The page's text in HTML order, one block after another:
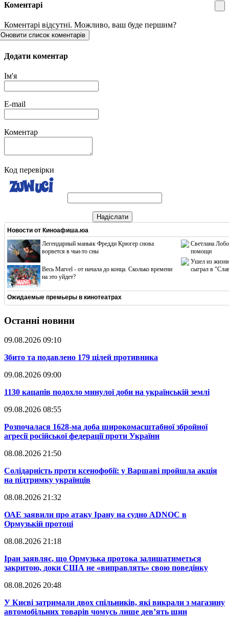
Коментарі
Коментарі відсутні. Можливо, ваш буде першим?
Оновити список коментарів
Додати коментар
Ім'я
E-mail
Коментар
Код перевірки
Надіслати
Новости от Киноафиша.юа
Легендарный маньяк Фредди Крюгер снова
ворвется в чьи-то сны
Весь Marvel - от начала до конца. Сколько времени
на это уйдет?
Светлана
помощи
Ушел из жизни
сыграл в
Ожидаемые премьеры в кинотеатрах
Останні новини
09.08.2026 09:10
​Збито та подавлено 179 цілей противника
09.08.2026 09:00
​1130 кацапів подохло минулої доби на українській землі
09.08.2026 08:55
​Розпочалася 1628-ма доба широкомасштабної збройної
агресії російської федерації проти України
08.08.2026 21:50
​Солідарність проти ксенофобії: у Варшаві пройшла акція
на підтримку українців
08.08.2026 21:32
​ОАЕ заявили про атаку Ірану на судно ADNOC в
Ормузькій протоці
08.08.2026 21:18
​Іран заявляє, що Ормузька протока залишатиметься
закритою, доки США не «виправлять» свою поведінку
08.08.2026 20:48
​У Києві затримали двох спільників, які викрали з магазину
автомобільних товарів чомусь лише дев’ять шин